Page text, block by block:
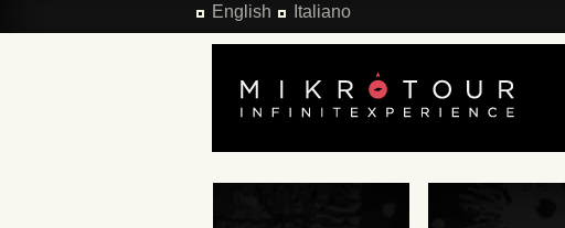
Salta al contenuto principaleEnglish Italiano